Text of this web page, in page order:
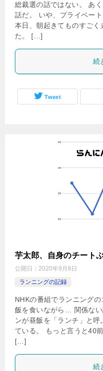
総裁選の話ではない。 あ
話だ。 いや、プライベー
本日、朝起きてものすごく
た。 […]
続
Tweet
芋太郎、自身のチート
公開日： 2020年9月8日
ランニングの記録
NHKの番組でランニング
飯を食いながら… 関係な
ンが昼飯を「ランチ」と
ている。 もっと言うと40
[…]
続